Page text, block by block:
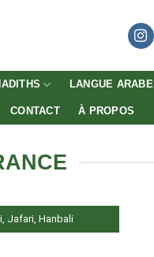
LANGUE ARABE
CONTACT À PROPOS
Jafari, Hanbali